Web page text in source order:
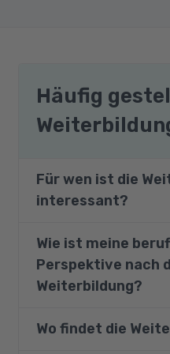
Häufig
Für wen ist die
interessant?
Die Weiterbildung
Führungskräfte und
Bereichen Marketing,
Wie ist meine
Perspektive nach
Weiterbildung?
Die hier erworbenen
Wo findet die